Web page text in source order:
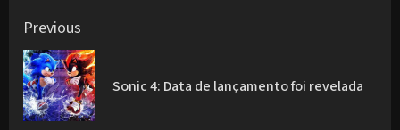
Post
navigation
Previous
Sonic 4: Data de lançamento foi revelada